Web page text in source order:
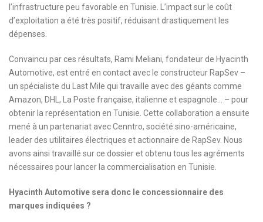
l’infrastructure peu favorable en Tunisie. L’impact sur le coût
d’exploitation a été très positif, réduisant drastiquement les
dépenses.
Convaincu par ces résultats, Rami Meliani, fondateur de Hyacinth
Automotive, est entré en contact avec le constructeur RapSev –
un spécialiste du Last Mile qui travaille avec des géants comme
Amazon, DHL, La Poste française, italienne et espagnole… – pour
obtenir la représentation en Tunisie. Cette collaboration a ensuite
mené à un partenariat avec Cenntro, société sino-américaine,
leader des utilitaires électriques et actionnaire de RapSev. Nous
avons ainsi travaillé sur ce dossier et obtenu tous les agréments
nécessaires pour lancer la commercialisation en Tunisie.
Hyacinth Automotive sera donc le concessionnaire des
marques indiquées ?